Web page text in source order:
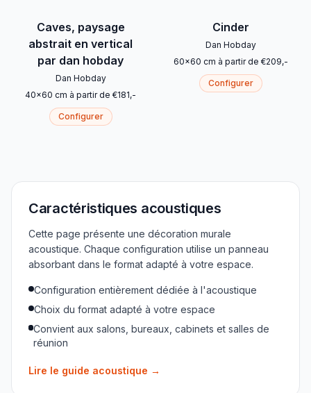
Caves, paysage
abstrait en vertical
par dan hobday
Dan Hobday
40x60 cm à partir de €181,-
Configurer
Cinder
Dan Hobday
60x60 cm à partir de €209,-
Configurer
Caractéristiques acoustiques
Cette page présente une décoration murale
acoustique. Chaque configuration utilise un panneau
absorbant dans le format adapté à votre espace.
Configuration entièrement dédiée à l'acoustique
Choix du format adapté à votre espace
Convient aux salons, bureaux, cabinets et salles de
réunion
Lire le guide acoustique →